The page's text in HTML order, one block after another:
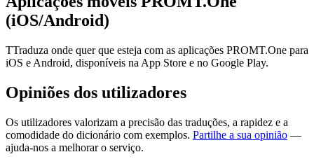
(iOS/Android)
TTraduza onde quer que esteja com as aplicações PROMT.One para
iOS e Android, disponíveis na App Store e no Google Play.
Opiniões dos utilizadores
Os utilizadores valorizam a precisão das traduções, a rapidez e a
comodidade do dicionário com exemplos. Partilhe a sua opinião —
ajuda-nos a melhorar o serviço.